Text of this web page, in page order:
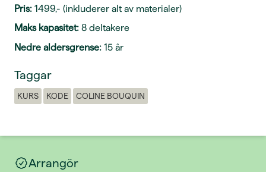
Pris: 1499,- (inkluderer alt av materialer)
Maks kapasitet: 8 deltakere
Nedre aldersgrense: 15 år
Taggar
KURS KODE COLINE BOUQUIN
Arrangör